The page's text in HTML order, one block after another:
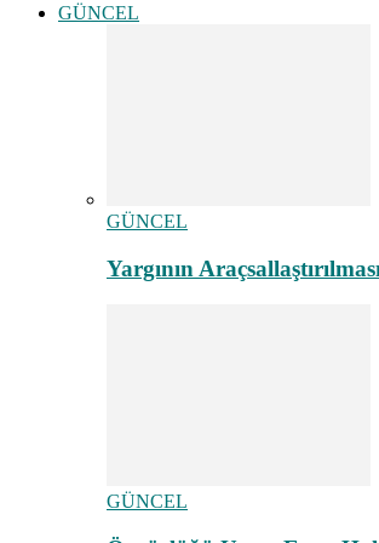
GÜNCEL
GÜNCEL
Yargının
GÜNCEL